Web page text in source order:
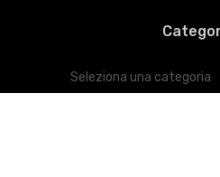
Categories